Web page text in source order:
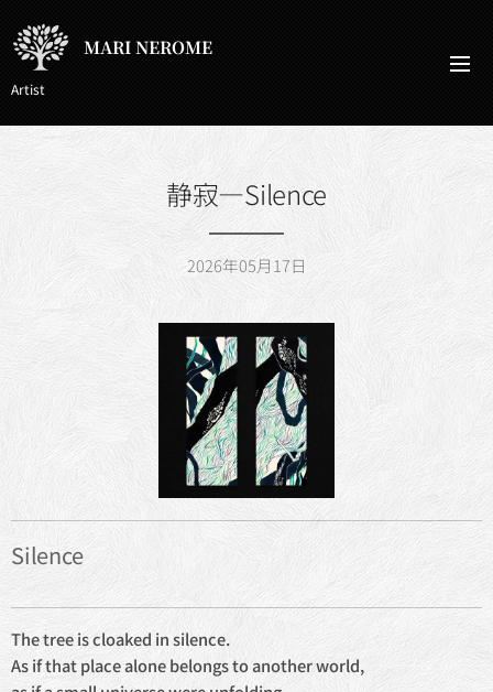
MARI NEROME
Artist
静寂—Silence
2026年05月17日
Silence
The tree is cloaked in silence.
As if that place alone belongs to another world,